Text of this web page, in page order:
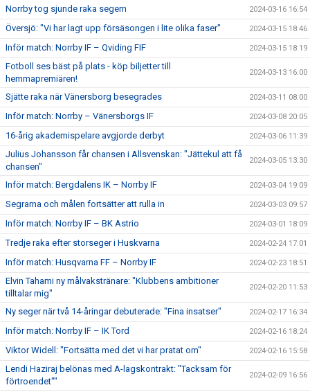
Norrby tog sjunde raka segern 2024-03-16 16:54
Översjö: "Vi har lagt upp försäsongen i lite olika faser" 2024-03-15 18:46
Inför match: Norrby IF – Qviding FIF 2024-03-15 18:19
Fotboll ses bäst på plats - köp biljetter till
hemmapremiären!
2024-03-13 16:00
Sjätte raka när Vänersborg besegrades 2024-03-11 08:00
Inför match: Norrby – Vänersborgs IF 2024-03-08 20:05
16-årig akademispelare avgjorde derbyt 2024-03-06 11:39
Julius Johansson får chansen i Allsvenskan: "Jättekul att få
chansen"
2024-03-05 13:30
Inför match: Bergdalens IK – Norrby IF 2024-03-04 19:09
Segrarna och målen fortsätter att rulla in 2024-03-03 09:57
Inför match: Norrby IF – BK Astrio 2024-03-01 18:09
Tredje raka efter storseger i Huskvarna 2024-02-24 17:01
Inför match: Husqvarna FF – Norrby IF 2024-02-23 18:51
Elvin Tahami ny målvakstränare: "Klubbens ambitioner
tilltalar mig"
2024-02-20 11:53
Ny seger när två 14-åringar debuterade: "Fina insatser" 2024-02-17 16:34
Inför match: Norrby IF – IK Tord 2024-02-16 18:24
Viktor Widell: "Fortsätta med det vi har pratat om" 2024-02-16 15:58
Lendi Haziraj belönas med A-lagskontrakt: "Tacksam för
förtroendet""
2024-02-09 16:56